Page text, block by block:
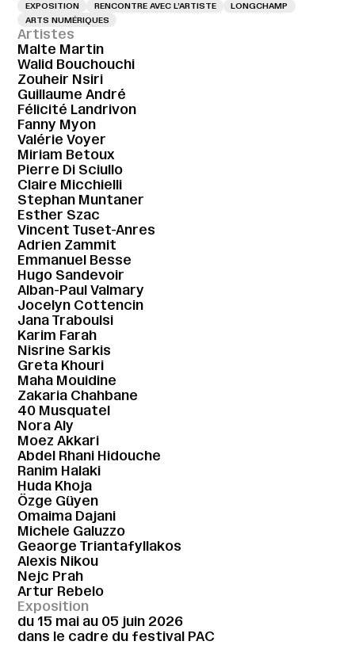
EXPOSITION RENCONTRE AVEC L’ARTISTE
LONGCHAMP
ARTS NUMÉRIQUES
Artistes
Malte Martin
Walid Bouchouchi
Zouheir Nsiri
Guillaume André
Félicité Landrivon
Fanny Myon
Valérie Voyer
Miriam Betoux
Pierre Di Sciullo
Claire Micchielli
Stephan Muntaner
Esther Szac
Vincent Tuset-Anres
Adrien Zammit
Emmanuel Besse
Hugo Sandevoir
Alban-Paul Valmary
Jocelyn Cottencin
Jana Traboulsi
Karim Farah
Nisrine Sarkis
Greta Khouri
Maha Mouidine
Zakaria Chahbane
40 Musquatel
Nora Aly
Moez Akkari
Abdel Rhani Hidouche
Ranim Halaki
Huda Khoja
Özge Güyen
Omaima Dajani
Michele Galuzzo
Geaorge Triantafyllakos
Alexis Nikou
Nejc Prah
Artur Rebelo
Exposition
du 15 mai au 05 juin 2026
dans le cadre du festival PAC